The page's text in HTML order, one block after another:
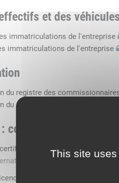
This site
et des véhicules
immatriculations de l'entreprise
immatriculations de l'entreprise
du registre des
du registre des transports routiers
copie,
conformes
de marchandises dans
transport routier